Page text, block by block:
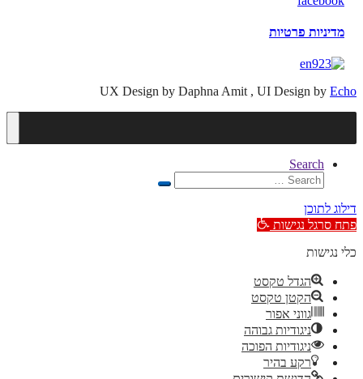
מדיניות פרטיות
UX Design by Daphna Amit , UI Design by Echo
Search
Search
for:
דילוג לתוכן
פתח סרגל נגישות
כלי נגישות
הגדל טקסט
הקטן טקסט
גווני אפור
ניגודיות גבוהה
ניגודיות הפוכה
רקע בהיר